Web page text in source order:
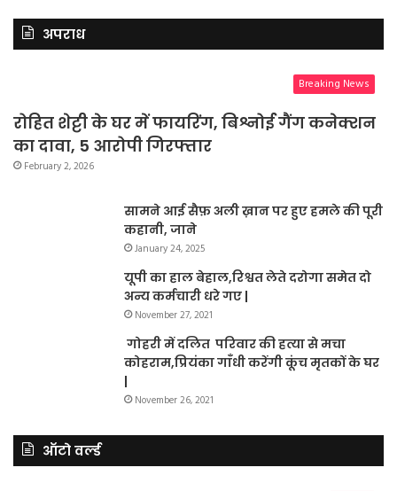
अपराध
Breaking News
रोहित शेट्टी के घर में फायरिंग, बिश्नोई गैंग कनेक्शन
का दावा, 5 आरोपी गिरफ्तार
February 2, 2026
सामने आई सैफ़ अली ख़ान पर हुए हमले की पूरी
कहानी, जाने
January 24, 2025
यूपी का हाल बेहाल,रिश्वत लेते दरोगा समेत दो
अन्य कर्मचारी धरे गए |
November 27, 2021
गोहरी में दलित परिवार की हत्या से मचा
कोहराम,प्रियंका गाँधी करेंगी कूंच मृतकों के घर
|
November 26, 2021
ऑटो वर्ल्ड